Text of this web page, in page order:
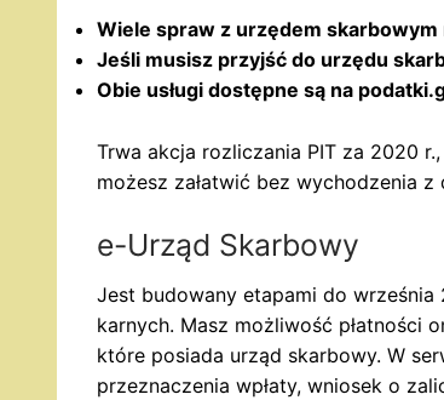
Wiele spraw z urzędem
Jeśli musisz przyjść do urzędu
Obie usługi dostępne są na
Trwa akcja rozliczania PIT za 2020
możesz załatwić bez wychodzenia
e-Urząd Skarbowy
Jest budowany etapami do
karnych. Masz możliwość płatności
które posiada urząd skarbowy. W
przeznaczenia wpłaty, wniosek o